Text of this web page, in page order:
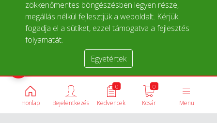
zökkenőmentes böngészésben legyen része,
megállás nélkül fejlesztjük a weboldalt. Kérjük
fogadja el a sütiket, ezzel támogatva a fejlesztés
folyamatát.
Egyetértek
Honlap Menü
0
Kosár
0
Kedvencek
Bejelentkezés
Termékek összehasonlítása